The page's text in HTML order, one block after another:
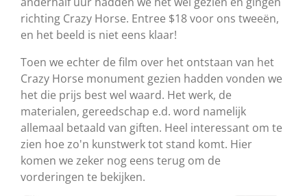
richting Crazy Horse. Entree $18 voor ons tweeën,
en het beeld is niet eens klaar!
Toen we echter de film over het ontstaan van het
Crazy Horse monument gezien hadden vonden we
het die prijs best wel waard. Het werk, de
materialen, gereedschap e.d. word namelijk
allemaal betaald van giften. Heel interessant om te
zien hoe zo'n kunstwerk tot stand komt. Hier
komen we zeker nog eens terug om de
vorderingen te bekijken.